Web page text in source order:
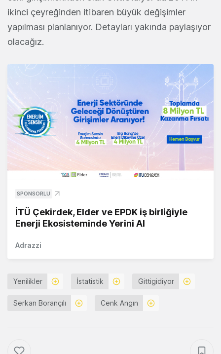
ikinci çeyreğinden itibaren büyük değişimler
yapılması planlanıyor. Detayları yakında paylaşıyor
olacağız.
SPONSORLU
İTÜ Çekirdek, Elder ve EPDK iş birliğiyle
Enerji Ekosisteminde Yerini Al
Adrazzi
Yenilikler İstatistik Gittigidiyor
Serkan Borançılı Cenk Angın